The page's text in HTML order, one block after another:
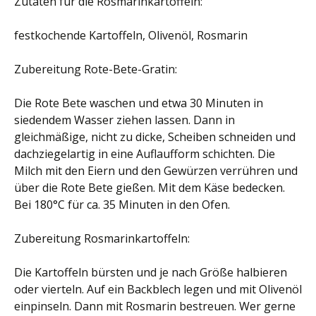
festkochende Kartoffeln, Olivenöl, Rosmarin
Zubereitung Rote-Bete-Gratin:
Die Rote Bete waschen und etwa 30 Minuten in
siedendem Wasser ziehen lassen. Dann in
gleichmäßige, nicht zu dicke, Scheiben schneiden und
dachziegelartig in eine Auflaufform schichten. Die
Milch mit den Eiern und den Gewürzen verrühren und
über die Rote Bete gießen. Mit dem Käse bedecken.
Bei 180°C für ca. 35 Minuten in den Ofen.
Zubereitung Rosmarinkartoffeln:
Die Kartoffeln bürsten und je nach Größe halbieren
oder vierteln. Auf ein Backblech legen und mit Olivenöl
einpinseln. Dann mit Rosmarin bestreuen. Wer gerne